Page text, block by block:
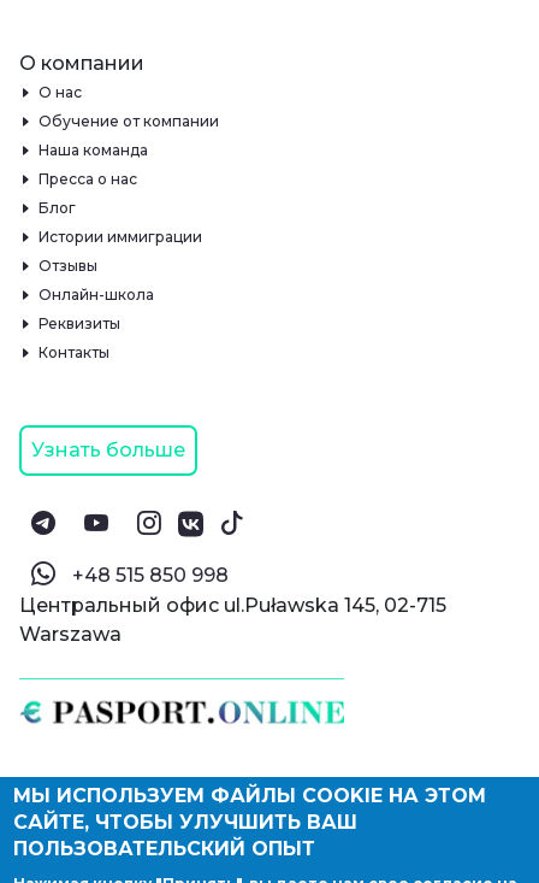
© Паспорт Онлайн 2019—2026
Политика конфиденциальности
Оферта и конфиденциальность:РФ
О компании
О нас
Обучение от компании
Наша команда
Пресса о нас
Блог
Истории иммиграции
Отзывы
Онлайн-школа
Реквизиты
Контакты
Узнать больше
‪+48 515 850 998‬
Центральный офис ul.Puławska 145, 02-715
Warszawa
МЫ ИСПОЛЬЗУЕМ ФАЙЛЫ COOKIE НА ЭТОМ
САЙТЕ, ЧТОБЫ УЛУЧШИТЬ ВАШ
ПОЛЬЗОВАТЕЛЬСКИЙ ОПЫТ